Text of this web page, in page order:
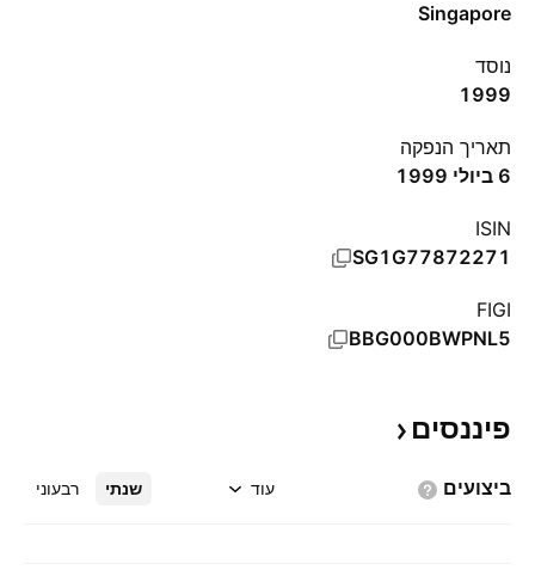
Singapore
נוסד
1999
תאריך הנפקה
6 ביולי 1999
ISIN
SG1G77872271
FIGI
BBG000BWPNL5
פיננסים
ביצועים שנתי רבעוני עוד